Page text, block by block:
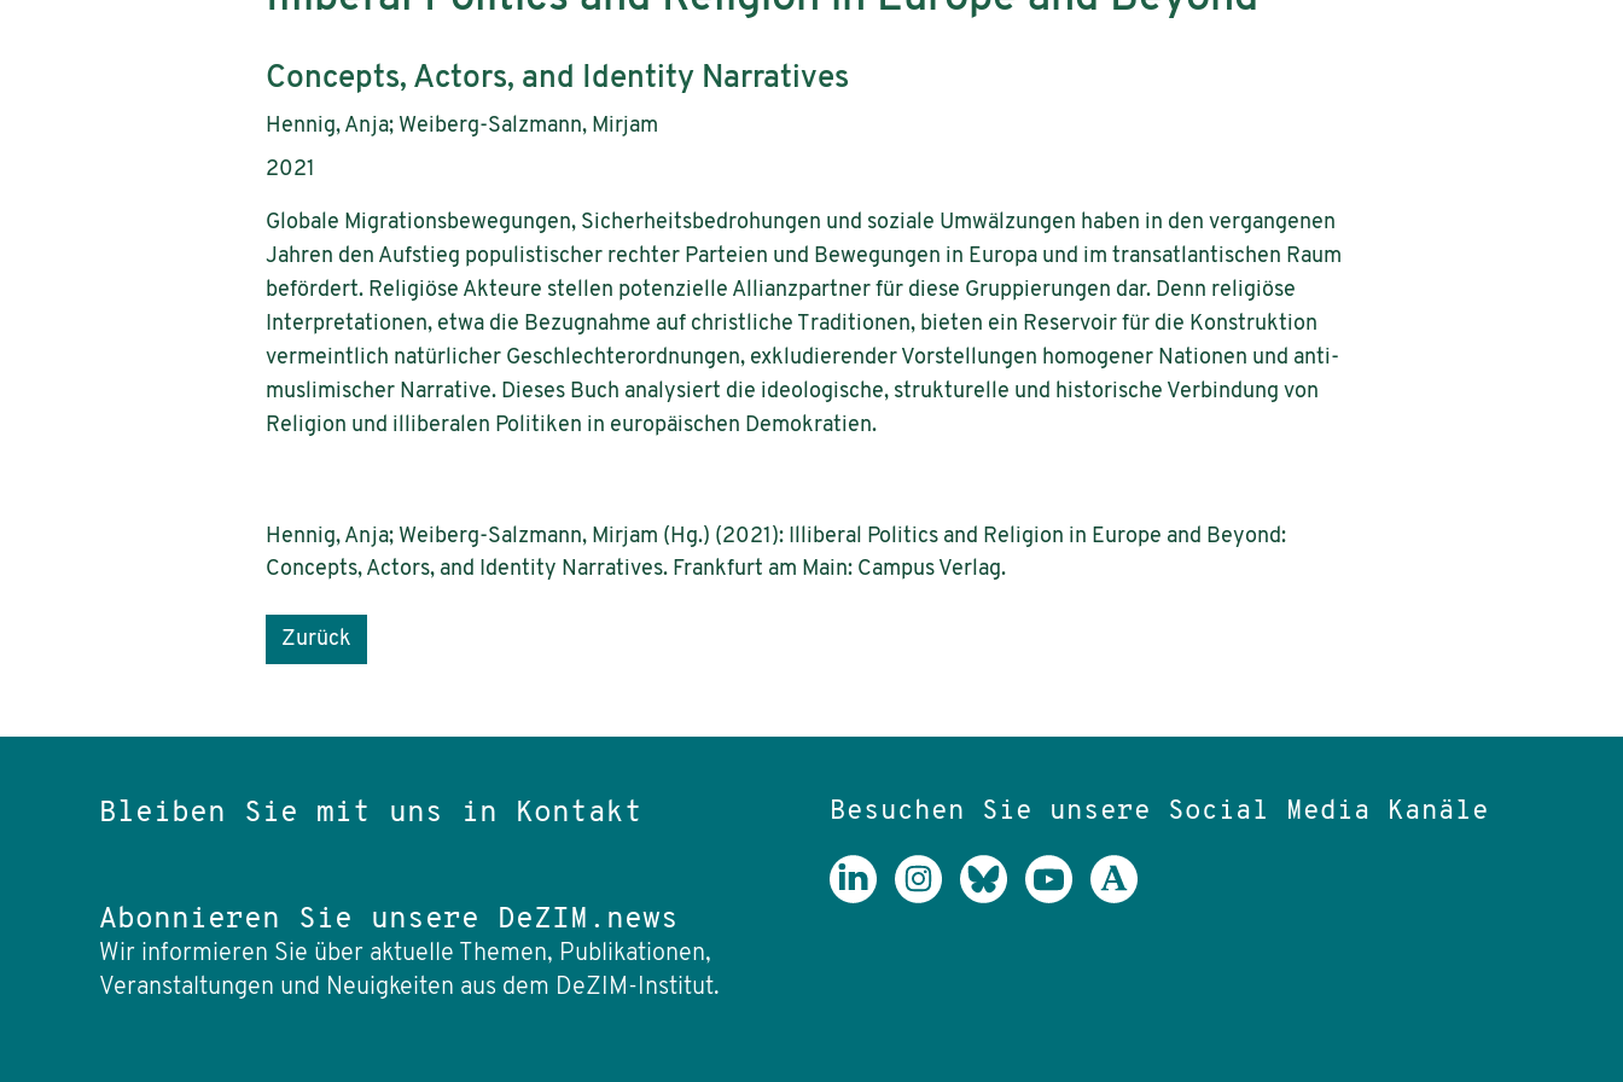
Untertitel:
Concepts, Actors, and Identity Narratives
AutorInnen:
Hennig, Anja; Weiberg-Salzmann, Mirjam
Publikationsjahr:
2021
Globale Migrationsbewegungen, Sicherheitsbedrohungen und soziale Umwälzungen haben in den vergangenen
Jahren den Aufstieg populistischer rechter Parteien und Bewegungen in Europa und im transatlantischen Raum
befördert. Religiöse Akteure stellen potenzielle Allianzpartner für diese Gruppierungen dar. Denn religiöse
Interpretationen, etwa die Bezugnahme auf christliche Traditionen, bieten ein Reservoir für die Konstruktion
vermeintlich natürlicher Geschlechterordnungen, exkludierender Vorstellungen homogener Nationen und anti-
muslimischer Narrative. Dieses Buch analysiert die ideologische, strukturelle und historische Verbindung von
Religion und illiberalen Politiken in europäischen Demokratien.
Hennig, Anja; Weiberg-Salzmann, Mirjam (Hg.) (2021): Illiberal Politics and Religion in Europe and Beyond:
Concepts, Actors, and Identity Narratives. Frankfurt am Main: Campus Verlag.
Zurück
Bleiben Sie mit uns in Kontakt
Abonnieren Sie unsere DeZIM.news
Wir informieren Sie über aktuelle Themen, Publikationen,
Veranstaltungen und Neuigkeiten aus dem DeZIM-Institut.
Besuchen Sie unsere Social Media Kanäle